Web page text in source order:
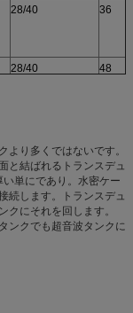
28/40 36
28/40 48
り多くではないです。
と結ばれるトランスデュ
単にであり。水密ケー
続します。トランスデュ
クにそれを回します。
ンクでも超音波タンクに